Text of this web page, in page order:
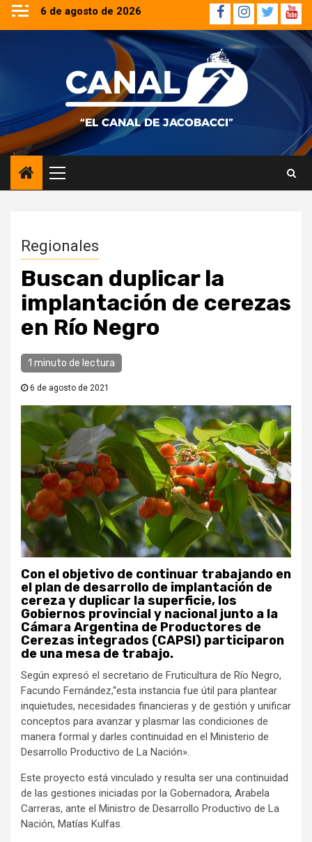
Saltar
contenido
6 de agosto de 2026 Facebook
Instagram
Twitter
Menú
principal
Regionales
Buscan duplicar la
implantación de cerezas
en Río Negro
1 minuto de lectura
6 de agosto de 2021
Con el objetivo de continuar trabajando en
el plan de desarrollo de implantación de
cereza y duplicar la superficie, los
Gobiernos provincial y nacional junto a la
Cámara Argentina de Productores de
Cerezas integrados (CAPSI) participaron
de una mesa de trabajo.
Según expresó el secretario de Fruticultura de Río Negro,
Facundo Fernández,“esta instancia fue útil para plantear
inquietudes, necesidades financieras y de gestión y unificar
conceptos para avanzar y plasmar las condiciones de
manera formal y darles continuidad en el Ministerio de
Desarrollo Productivo de La Nación».
Este proyecto está vinculado y resulta ser una continuidad
de las gestiones iniciadas por la Gobernadora, Arabela
Carreras, ante el Ministro de Desarrollo Productivo de La
Nación, Matías Kulfas.